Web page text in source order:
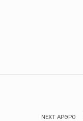
NEXT ΆΡΘΡΟ